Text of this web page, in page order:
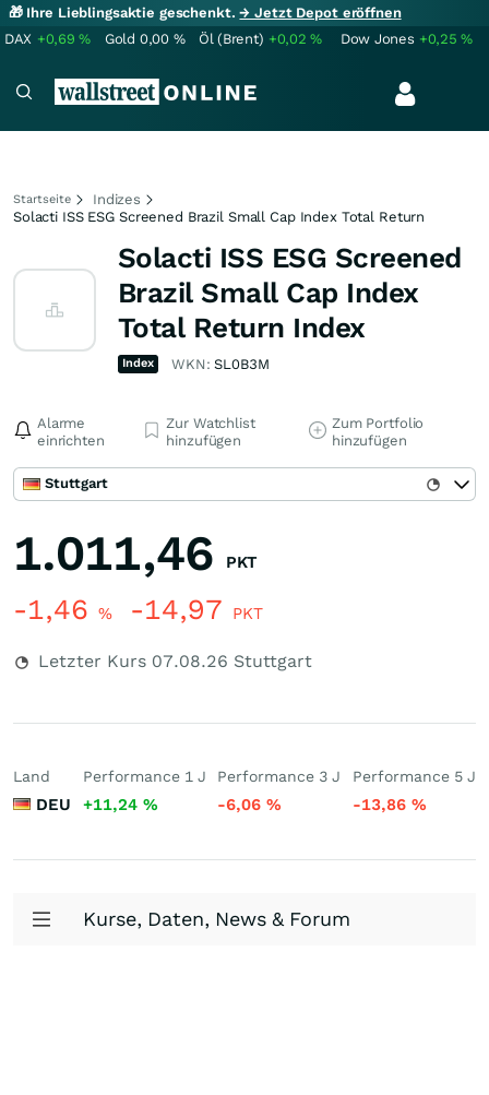
🎁 Ihre Lieblingsaktie geschenkt.→ Jetzt Depot eröffnen
DAX +0,69% Gold 0,00 % Öl (Brent) +0,02% Dow Jones +0,25%
Startseite
Indizes
Solacti ISS ESG Screened Brazil Small Cap Index Total Return
Solacti ISS ESG Screened
Brazil Small Cap Index
Total Return Index
Index WKN:SL0B3M
Alarme
einrichten
Zur Watchlist
hinzufügen
Zum Portfolio
hinzufügen
Stuttgart
1.011,46 PKT
-1,46 % -14,97 PKT
Letzter Kurs 07.08.26 Stuttgart
Land
DEU
Performance 1 J
+11,24 %
Performance 3 J
-6,06%
Performance 5 J
-13,86 %
Kurse, Daten, News & Forum